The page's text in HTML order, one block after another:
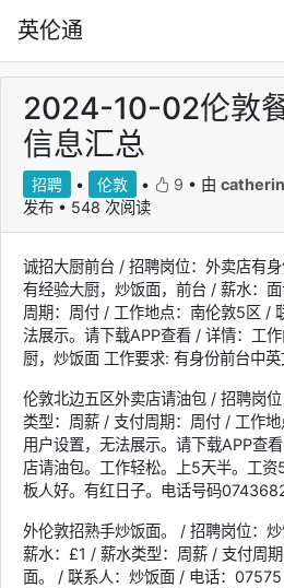
英伦通
2024-10-02伦敦
信息汇总
招聘 • 伦敦 • 9 • 由
发布 • 548 次阅读
诚招大厨前台 / 招聘岗位：外卖店有身
有经验大厨，炒饭面，前台 / 薪水：
周期：周付 / 工作地点：南伦敦5区 /
法展示。请下载APP查看 / 详情：工
厨，炒饭面 工作要求: 有身份前台中英
伦敦北边五区外卖店请油包 / 招聘岗
类型：周薪 / 支付周期：周付 / 工作
用户设置，无法展示。请下载APP查
店请油包。工作轻松。上5天半。工
板人好。有红日子。电话号码
外伦敦招熟手炒饭面。 / 招聘岗位：
薪水：£1 / 薪水类型：周薪 / 支付周
面。 / 联系人：炒饭面 / 电话：